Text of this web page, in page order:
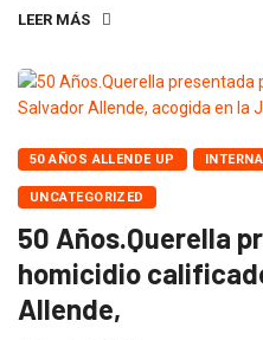
LEER MÁS
50 AÑOS ALLENDE UP
UNCATEGORIZED
50 Años.Querella
homicidio
Allende,